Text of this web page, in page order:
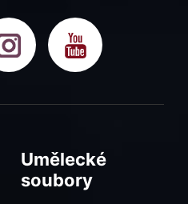
Umělecké
soubory